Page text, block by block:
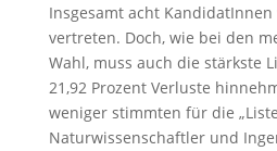
Insgesamt acht
vertreten. Doch, wie bei den
Wahl, muss auch die stärkste
21,92 Prozent Verluste
weniger stimmten für die
Naturwissenschaftler und